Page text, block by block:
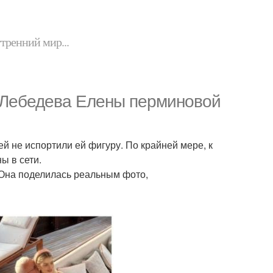
мир...
Елены перминовой
не испортили ей фигуру. По крайней мере, к
в сети.
поделилась реальным фото,